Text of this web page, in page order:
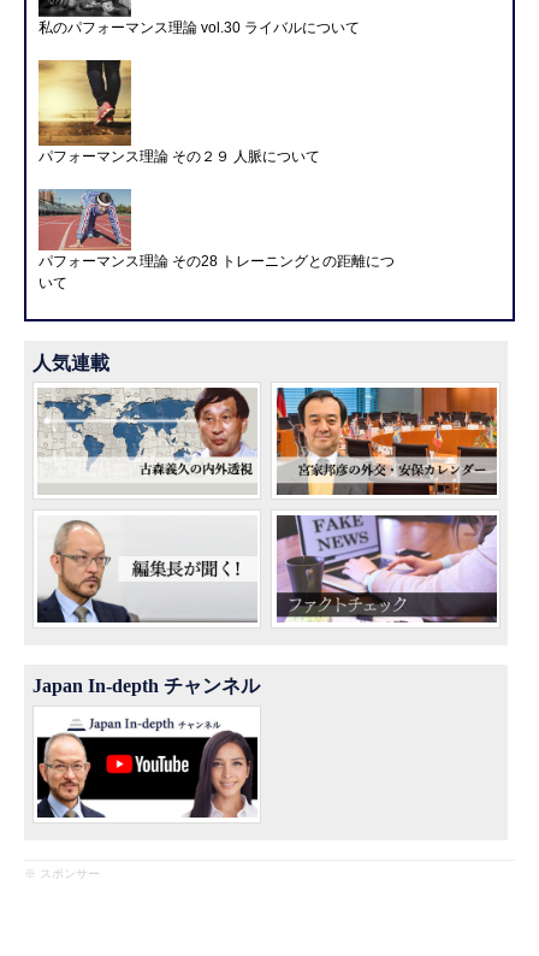
私のパフォーマンス理論 vol.30 ライバルについて
パフォーマンス理論 その２９ 人脈について
パフォーマンス理論 その28 トレーニングとの距離につ
いて
人気連載
Japan In-depth チャンネル
※ スポンサー